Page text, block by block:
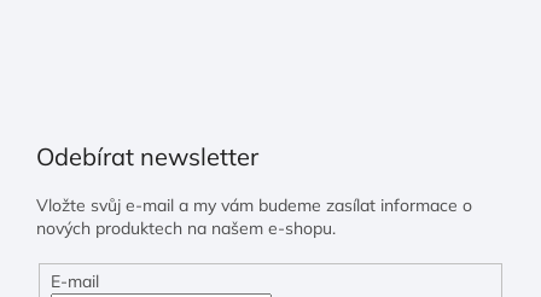
Odebírat newsletter
Vložte svůj e-mail a my vám budeme zasílat informace o
nových produktech na našem e-shopu.
E-mail